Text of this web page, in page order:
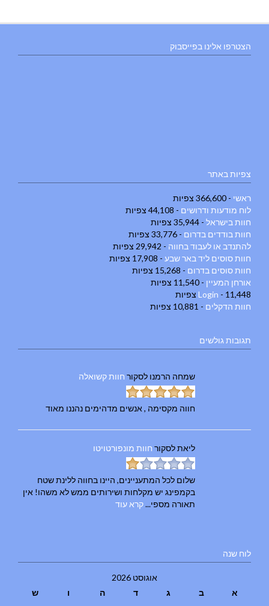
הצטרפו אלינו בפייסבוק
צפיות באתר
ראשי - 366,600 צפיות
לוח מודעות ודרושים - 44,108 צפיות
חוות בישראל - 35,944 צפיות
חוות בודדים בדרום - 33,776 צפיות
להתנדב או לעבוד בחווה - 29,942 צפיות
חוות סוסים ליד באר שבע - 17,908 צפיות
חוות סוסים בדרום - 15,268 צפיות
אורחן המעיין - 11,540 צפיות
Login - 11,448 צפיות
חוות הדקלים - 10,881 צפיות
תגובות גולשים
שמחה הרמנו לסקור חוות קשואלה
חווה מקסימה , אנשים מדהימים נהננו מאוד
ליאתלסקור חוות מונפורטויטו
שלום לכל המתעניינים, היינו בחווה ללינת שטח
בקמפינג יש מקלחות ושירותים ממש לא משהו! אין
תאורה מספי...קרא עוד
לוח שנה
אוגוסט 2026
א
ב ג ד ה ו
ש